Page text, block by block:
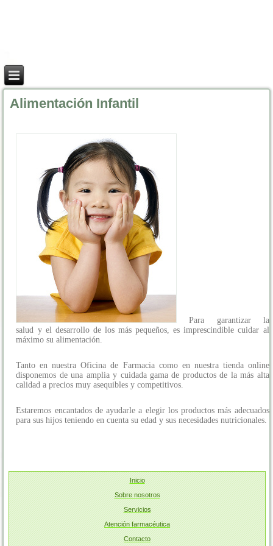
Alimentación Infantil
Para garantizar la
salud y el desarrollo de los más pequeños, es imprescindible cuidar al
máximo su alimentación.
Tanto en nuestra Oficina de Farmacia como en nuestra tienda online
disponemos de una amplia y cuidada gama de productos de la más alta
calidad a precios muy asequibles y competitivos.
Estaremos encantados de ayudarle a elegir los productos más adecuados
para sus hijos teniendo en cuenta su edad y sus necesidades nutricionales.
Inicio
Sobre nosotros
Servicios
Atención farmacéutica
Contacto